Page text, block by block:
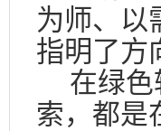
为师、以
指明了方
在绿
索，都是